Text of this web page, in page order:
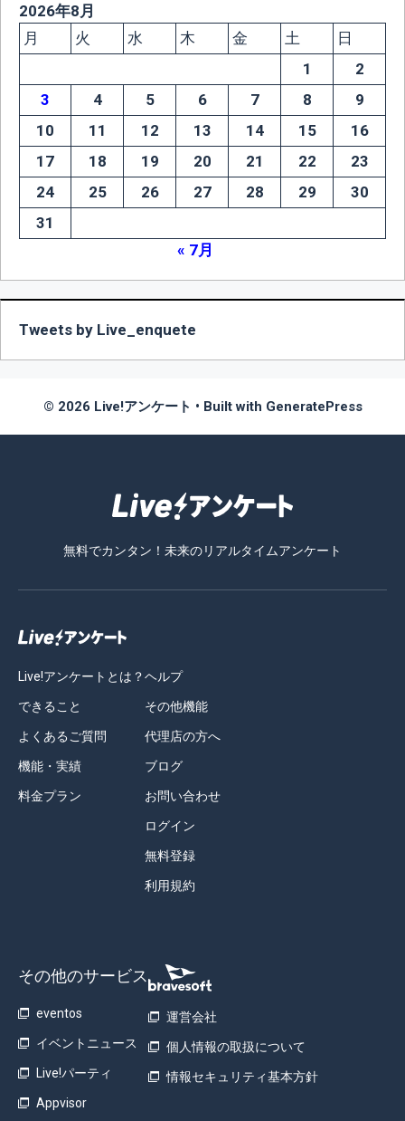
2026年8月
月
火 水 木 金 土
日
1
2
3
4 5 6 7 8
9
10
11 12 13 14 15
16
17
18 19 20 21 22
23
24
25 26 27 28 29
30
31
« 7月
Tweets by Live_enquete
© 2026 Live!アンケート • Built with GeneratePress
無料でカンタン！未来のリアルタイムアンケート
Live!アンケートとは？
できること
よくあるご質問
機能・実績
料金プラン
ヘルプ
その他機能
代理店の方へ
ブログ
お問い合わせ
ログイン
無料登録
利用規約
その他のサービス
eventos
イベントニュース
Live!パーティ
Appvisor
運営会社
個人情報の取扱について
情報セキュリティ基本方針